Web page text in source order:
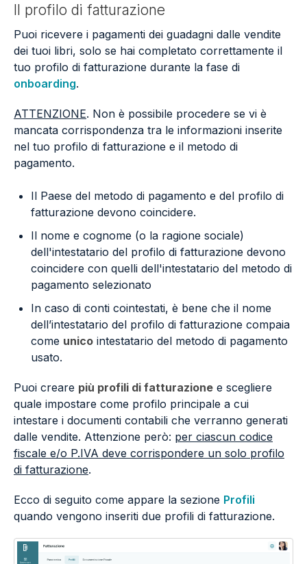
Il profilo di fatturazione
Puoi ricevere i pagamenti dei guadagni dalle vendite
dei tuoi libri, solo se hai completato correttamente il
tuo profilo di fatturazione durante la fase di
onboarding.
ATTENZIONE. Non è possibile procedere se vi è
mancata corrispondenza tra le informazioni inserite
nel tuo profilo di fatturazione e il metodo di
pagamento.
Il Paese del metodo di pagamento e del profilo di
fatturazione devono coincidere.
Il nome e cognome (o la ragione sociale)
dell'intestatario del profilo di fatturazione devono
coincidere con quelli dell'intestatario del metodo di
pagamento selezionato
In caso di conti cointestati, è bene che il nome
dell’intestatario del profilo di fatturazione compaia
come unico intestatario del metodo di pagamento
usato.
Puoi creare più profili di fatturazione e scegliere
quale impostare come profilo principale a cui
intestare i documenti contabili che verranno generati
dalle vendite. Attenzione però: per ciascun codice
fiscale e/o P.IVA deve corrispondere un solo profilo
di fatturazione.
Ecco di seguito come appare la sezione Profili
quando vengono inseriti due profili di fatturazione.